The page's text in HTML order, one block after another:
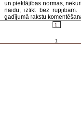
un pieklājības normas,
naidu, iztikt bez rupjībām.
gadījumā rakstu
1.
1